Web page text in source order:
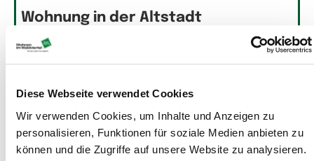
Diese Webseite verwendet Cookies
Wir verwenden Cookies, um Inhalte und Anzeigen zu
personalisieren, Funktionen für soziale Medien anbieten zu
können und die Zugriffe auf unsere Website zu analysieren.
Wohnung in der Altstadt
Wohnung in Weitra